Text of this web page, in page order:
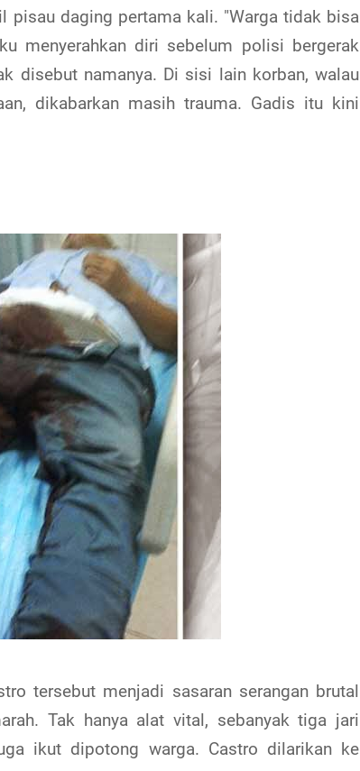
pisau daging pertama kali. "Warga tidak bisa
menyerahkan diri sebelum polisi bergerak
disebut namanya. Di sisi lain korban, walau
dikabarkan masih trauma. Gadis itu kini
tersebut menjadi sasaran serangan brutal
Tak hanya alat vital, sebanyak tiga jari
ikut dipotong warga. Castro dilarikan ke